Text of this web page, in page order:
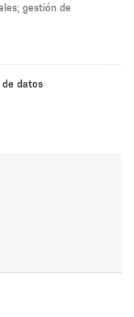
gestión de
de datos